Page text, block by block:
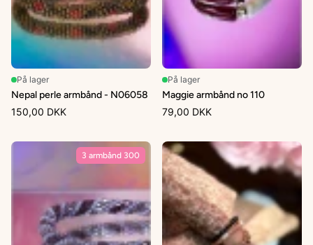
På lager
Nepal perle armbånd - N06058
150,00 DKK
På lager
Maggie armbånd no 110
79,00 DKK
3 armbånd 300